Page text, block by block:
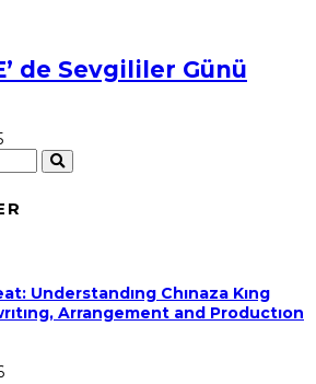
de Sevgililer Günü
Understandıng Chınaza Kıng
Arrangement and Productıon